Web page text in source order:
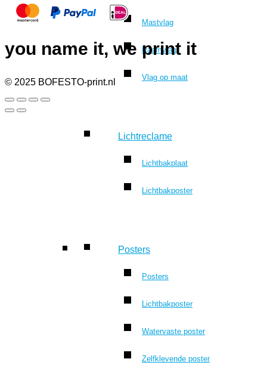
Mastvlag
Raamvlag
Vlag op maat
Lichtreclame
Lichtbakplaat
Lichtbakposter
Posters
Posters
Lichtbakposter
Watervaste poster
Zelfklevende poster
you name it, we print it
© 2025 BOFESTO-print.nl